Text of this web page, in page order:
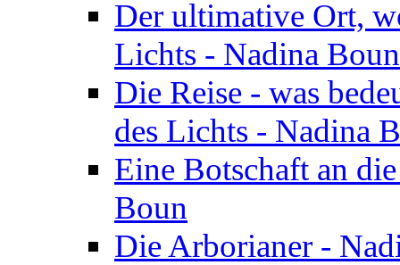
Der ultimative Ort,
Lichts - Nadina Boun
Die Reise - was
des Lichts - Nadina
Eine Botschaft an
Boun
Die Arborianer -